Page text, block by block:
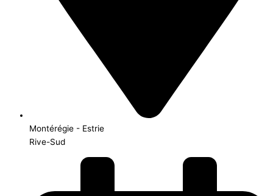
Montérégie - Estrie
Rive-Sud